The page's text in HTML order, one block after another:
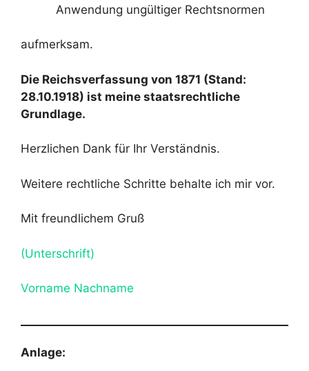
Anwendung ungültiger Rechtsnormen
aufmerksam.
Die Reichsverfassung von 1871 (Stand:
28.10.1918) ist meine staatsrechtliche
Grundlage.
Herzlichen Dank für Ihr Verständnis.
Weitere rechtliche Schritte behalte ich mir vor.
Mit freundlichem Gruß
(Unterschrift)
Vorname Nachname
Anlage: